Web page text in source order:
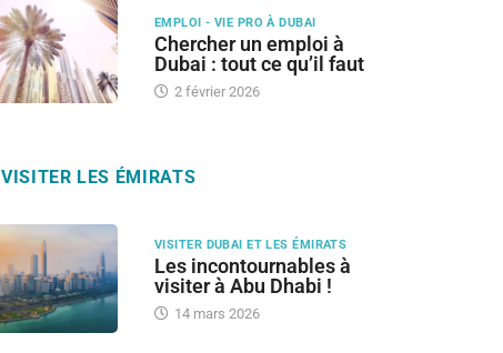
EMPLOI - VIE PRO À DUBAI
Chercher un emploi à
Dubai : tout ce qu’il faut
2 février 2026
VISITER LES ÉMIRATS
VISITER DUBAI ET LES ÉMIRATS
Les incontournables à
visiter à Abu Dhabi !
14 mars 2026